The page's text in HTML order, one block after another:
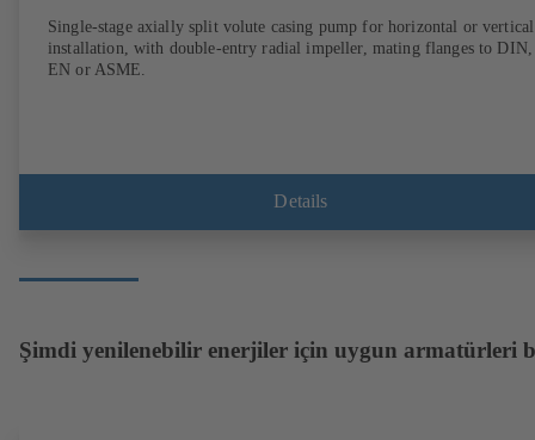
Single-stage axially split volute casing pump for horizontal or vertical
installation, with double-entry radial impeller, mating flanges to DIN,
EN or ASME.
Details
Şimdi yenilenebilir enerjiler için uygun armatürleri